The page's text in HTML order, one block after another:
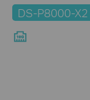
DS-P8000-X2